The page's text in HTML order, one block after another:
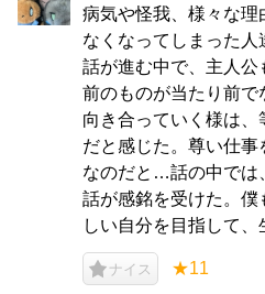
病気や怪我、様々な
なくなってしまった
話が進む中で、主人公
前のものが当たり前で
向き合っていく様は
だと感じた。尊い仕事
なのだと…話の中では
話が感銘を受けた。
しい自分を目指して、
ナイス ★11